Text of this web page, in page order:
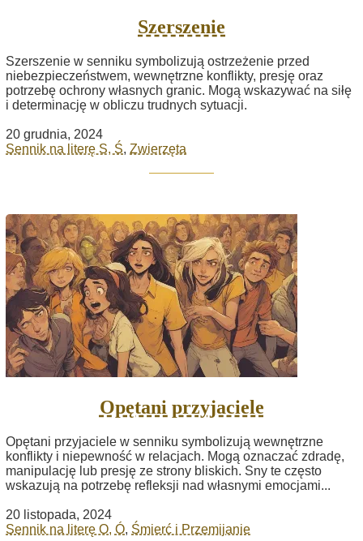
Szerszenie
Szerszenie w senniku symbolizują ostrzeżenie przed
niebezpieczeństwem, wewnętrzne konflikty, presję oraz
potrzebę ochrony własnych granic. Mogą wskazywać na siłę
i determinację w obliczu trudnych sytuacji.
20 grudnia, 2024
Sennik na literę S, Ś, Zwierzęta
Opętani przyjaciele
Opętani przyjaciele w senniku symbolizują wewnętrzne
konflikty i niepewność w relacjach. Mogą oznaczać zdradę,
manipulację lub presję ze strony bliskich. Sny te często
wskazują na potrzebę refleksji nad własnymi emocjami...
20 listopada, 2024
Sennik na literę O, Ó, Śmierć i Przemijanie